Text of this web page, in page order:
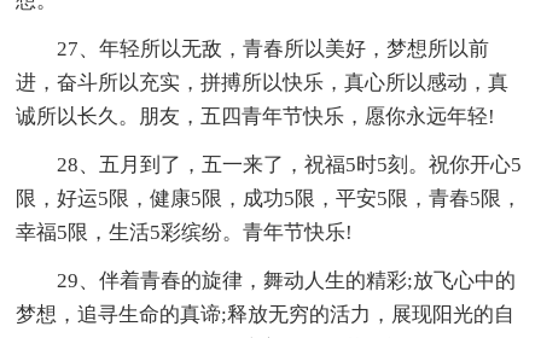
27、年轻所以无敌，青春所以美好，梦想所以前
进，奋斗所以充实，拼搏所以快乐，真心所以感动，真
诚所以长久。朋友，五四青年节快乐，愿你永远年轻!
28、五月到了，五一来了，祝福5时5刻。祝你开心5
限，好运5限，健康5限，成功5限，平安5限，青春5限，
幸福5限，生活5彩缤纷。青年节快乐!
29、伴着青春的旋律，舞动人生的精彩;放飞心中的
梦想，追寻生命的真谛;释放无穷的活力，展现阳光的自